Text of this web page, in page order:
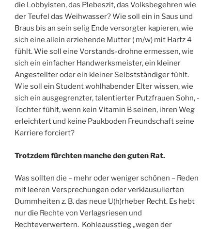
die Lobbyisten, das Plebeszit, das Volksbegehren wie
der Teufel das Weihwasser? Wie soll ein in Saus und
Braus bis an sein selig Ende versorgter kapieren, wie
sich eine allein erziehende Mutter ( m/w) mit Hartz 4
fühlt. Wie soll eine Vorstands-drohne ermessen, wie
sich ein einfacher Handwerksmeister, ein kleiner
Angestellter oder ein kleiner Selbstständiger fühlt.
Wie soll ein Student wohlhabender Elter wissen, wie
sich ein ausgegrenzter, talentierter Putzfrauen Sohn, -
Tochter fühlt, wenn kein Vitamin B seinen, ihren Weg
erleichtert und keine Paukboden Freundschaft seine
Karriere forciert?
Trotzdem fürchten manche den guten Rat.
Was sollten die – mehr oder weniger schönen – Reden
mit leeren Versprechungen oder verklausulierten
Dummheiten z. B. das neue U(h)rheber Recht. Es hebt
nur die Rechte von Verlagsriesen und
Rechteverwertern. Kohleausstieg „wegen der